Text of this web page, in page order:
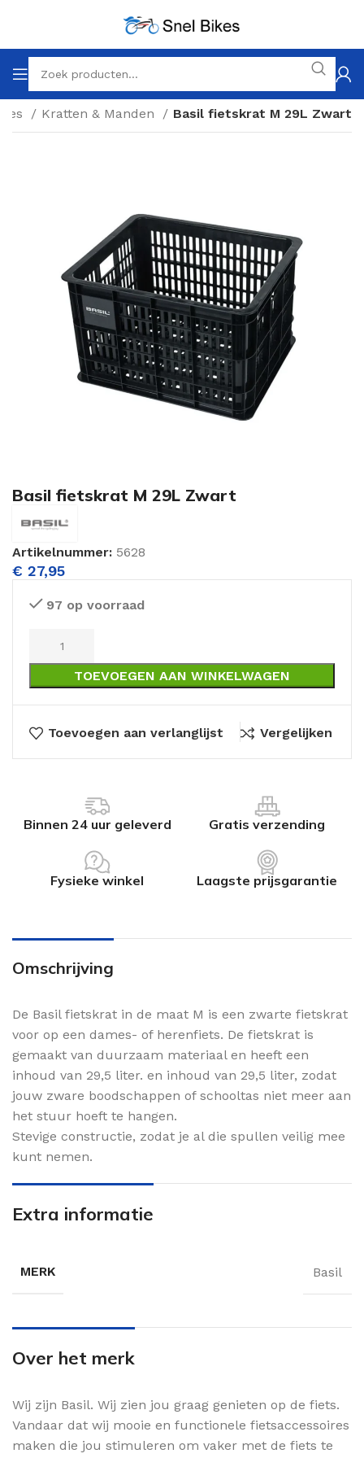
Kratten & Manden Basil fietskrat M 29L Zwart
Basil fietskrat M 29L Zwart
Artikelnummer: 5628
€ 27,95
97 op voorraad
TOEVOEGEN AAN WINKELWAGEN
Toevoegen aan verlanglijst Vergelijken
Binnen 24 uur geleverd Gratis verzending
Fysieke winkel Laagste prijsgarantie
Omschrijving
De Basil fietskrat in de maat M is een zwarte fietskrat
voor op een dames- of herenfiets. De fietskrat is
gemaakt van duurzaam materiaal en heeft een
inhoud van 29,5 liter. en inhoud van 29,5 liter, zodat
jouw zware boodschappen of schooltas niet meer aan
het stuur hoeft te hangen.
Stevige constructie, zodat je al die spullen veilig mee
kunt nemen.
Extra informatie
MERK Basil
Over het merk
Wij zijn Basil. Wij zien jou graag genieten op de fiets.
Vandaar dat wij mooie en functionele fietsaccessoires
maken die jou stimuleren om vaker met de fiets te